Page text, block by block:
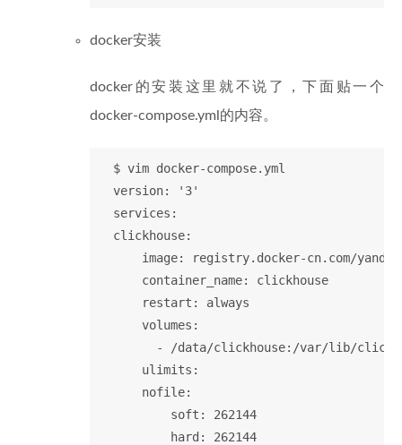
docker安装
docker的安装这里就不说了，下面贴一个
docker-compose.yml的内容。
  $ vim docker-compose.yml
  version: '3'
  services:
  clickhouse:
image: registry.docker-cn.com/
      container_name: clickhouse
      restart: always
      volumes:
- /data/clickhouse:/var/lib/
      ulimits:
      nofile:
          soft: 262144
          hard: 262144